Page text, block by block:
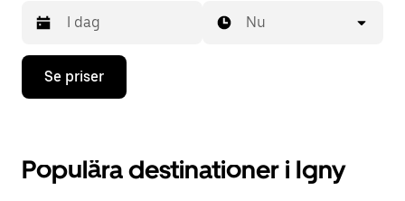
Tryck
nedåtpilen
kalendern
och
Nu
Se priser
Populära destinationer i Igny